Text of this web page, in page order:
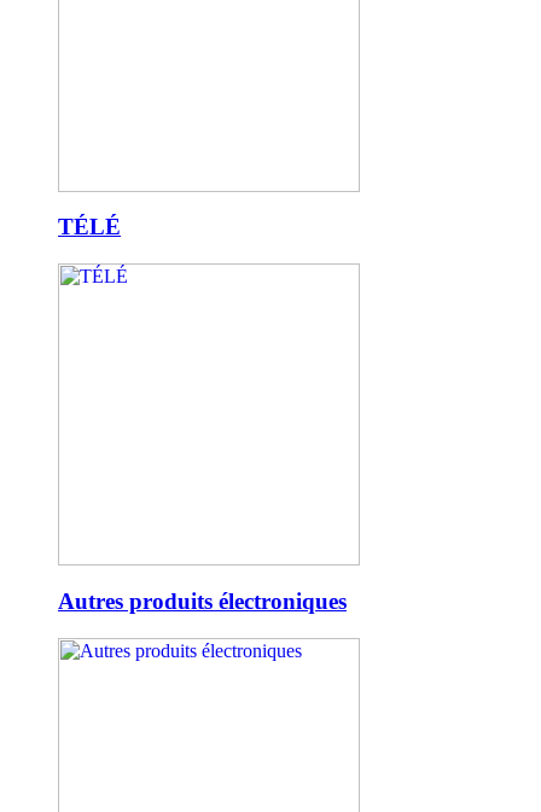
TÉLÉ
Autres produits électroniques